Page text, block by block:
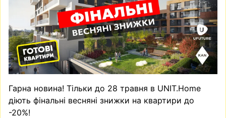
Гарна новина! Тільки до 28 травня в UNIT.Home
діють фінальні весняні знижки на квартири до
-20%!